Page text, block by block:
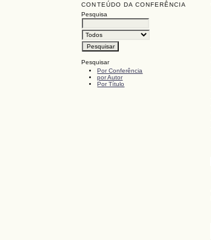
CONTEÚDO DA CONFERÊNCIA
Pesquisa
Pesquisar
Por Conferência
por Autor
Por Título